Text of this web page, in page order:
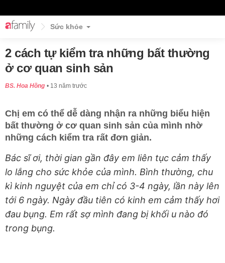
Sức khỏe
2 cách tự kiểm tra những bất thường
ở cơ quan sinh sản
BS. Hoa Hồng 13 năm trước
Chị em có thể dễ dàng nhận ra những biểu hiện
bất thường ở cơ quan sinh sản của mình nhờ
những cách kiểm tra rất đơn giản.
Bác sĩ ơi, thời gian gần đây em liên tục cảm thấy
lo lắng cho sức khỏe của mình. Bình thường, chu
kì kinh nguyệt của em chỉ có 3-4 ngày, lần này lên
tới 6 ngày. Ngày đầu tiên có kinh em cảm thấy hơi
đau bụng. Em rất sợ mình đang bị khối u nào đó
trong bụng.